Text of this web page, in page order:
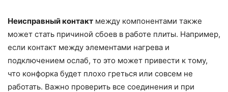
Неисправный контакт между компонентами также
может стать причиной сбоев в работе плиты. Например,
если контакт между элементами нагрева и
подключением ослаб, то это может привести к тому,
что конфорка будет плохо греться или совсем не
работать. Важно проверить все соединения и при